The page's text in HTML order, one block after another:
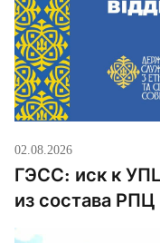
02.08.2026
ГЭСС: иск к
из состава РПЦ